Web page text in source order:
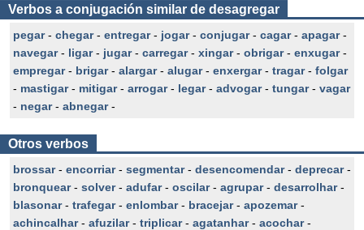
Verbos a conjugación similar de desagregar
pegar- chegar- entregar- jogar- conjugar- cagar- apagar-
navegar- ligar- jugar- carregar- xingar- obrigar- enxugar-
empregar- brigar- alargar- alugar- enxergar- tragar- folgar
- mastigar- mitigar- arrogar- legar- advogar- tungar- vagar
- negar- abnegar-
Otros verbos
brossar- encorriar- segmentar- desencomendar- deprecar-
bronquear- solver- adufar- oscilar- agrupar- desarrolhar-
blasonar- trafegar- enlombar- bracejar- apozemar-
achincalhar- afuzilar- triplicar- agatanhar- acochar-